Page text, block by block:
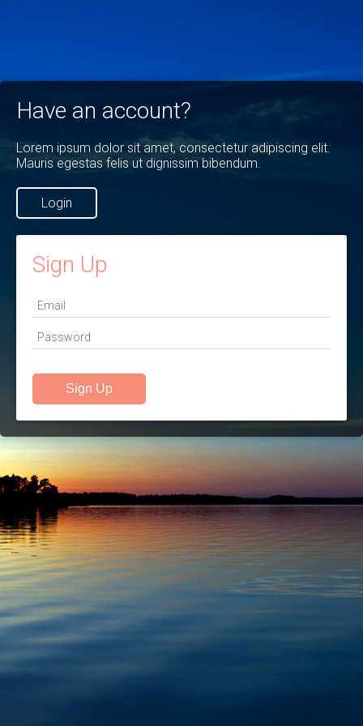
Have an account?
Lorem ipsum dolor sit amet, consectetur adipiscing elit.
Mauris egestas felis ut dignissim bibendum.
Login
Sign Up
Sign Up